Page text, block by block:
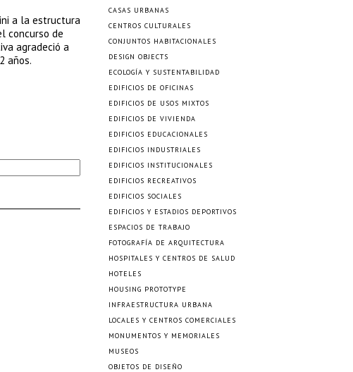
a la estructura
concurso de
agradeció a
años.
CASAS URBANAS
CENTROS CULTURALES
CONJUNTOS HABITACIONALES
DESIGN OBJECTS
ECOLOGÍA Y SUSTENTABILIDAD
EDIFICIOS DE OFICINAS
EDIFICIOS DE USOS MIXTOS
EDIFICIOS DE VIVIENDA
EDIFICIOS EDUCACIONALES
EDIFICIOS INDUSTRIALES
EDIFICIOS INSTITUCIONALES
EDIFICIOS RECREATIVOS
EDIFICIOS SOCIALES
EDIFICIOS Y ESTADIOS DEPORTIVOS
ESPACIOS DE TRABAJO
FOTOGRAFÍA DE ARQUITECTURA
HOSPITALES Y CENTROS DE SALUD
HOTELES
HOUSING PROTOTYPE
INFRAESTRUCTURA URBANA
LOCALES Y CENTROS COMERCIALES
MONUMENTOS Y MEMORIALES
MUSEOS
OBJETOS DE DISEÑO